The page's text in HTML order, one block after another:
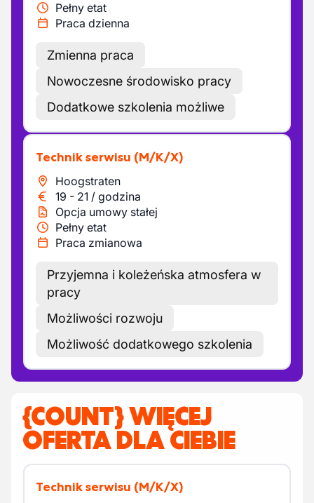
Pełny etat
Praca dzienna
Zmienna praca
Nowoczesne środowisko pracy
Dodatkowe szkolenia możliwe
Technik serwisu (M/K/X)
Hoogstraten
19 - 21 / godzina
Opcja umowy stałej
Pełny etat
Praca zmianowa
Przyjemna i koleżeńska atmosfera w
pracy
Możliwości rozwoju
Możliwość dodatkowego szkolenia
{COUNT} WIĘCEJ
OFERTA DLA CIEBIE
Technik serwisu (M/K/X)